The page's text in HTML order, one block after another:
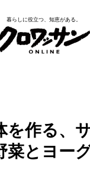
暮らしに役立つ、知恵がある。
を作る、
菜とヨー